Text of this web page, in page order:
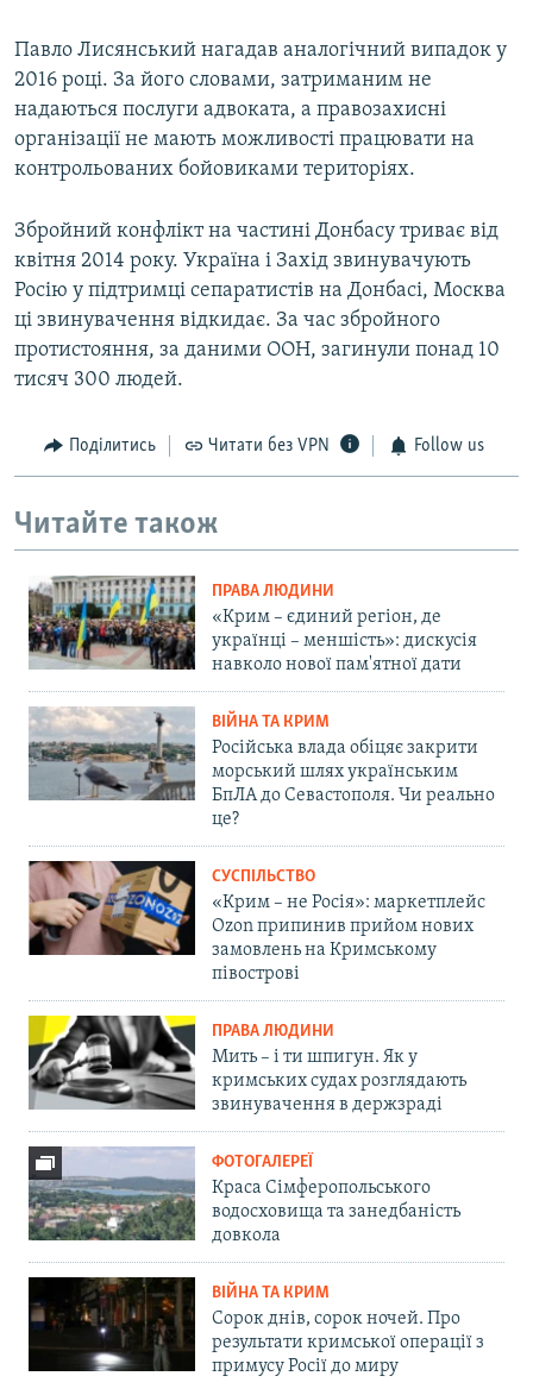
Павло Лисянський нагадав аналогічний випадок у
2016 році. За його словами, затриманим не
надаються послуги адвоката, а правозахисні
організації не мають можливості працювати на
контрольованих бойовиками територіях.
Збройний конфлікт на частині Донбасу триває від
квітня 2014 року. Україна і Захід звинувачують
Росію у підтримці сепаратистів на Донбасі, Москва
ці звинувачення відкидає. За час збройного
протистояння, за даними ООН, загинули понад 10
тисяч 300 людей.
Поділитись Читати без VPN Follow us
Читайте також
ПРАВА ЛЮДИНИ
«Крим – єдиний регіон, де
українці – меншість»: дискусія
навколо нової пам'ятної дати
ВІЙНА ТА КРИМ
Російська влада обіцяє закрити
морський шлях українським
БпЛА до Севастополя. Чи реально
це?
СУСПІЛЬСТВО
«Крим – не Росія»: маркетплейс
Ozon припинив прийом нових
замовлень на Кримському
півострові
ПРАВА ЛЮДИНИ
Мить – і ти шпигун. Як у
кримських судах розглядають
звинувачення в держзраді
ФОТОГАЛЕРЕЇ
Краса Сімферопольського
водосховища та занедбаність
довкола
ВІЙНА ТА КРИМ
Сорок днів, сорок ночей. Про
результати кримської операції з
примусу Росії до миру